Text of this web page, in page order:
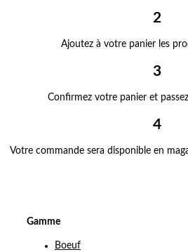
2
Ajoutez à votre panier les
3
Confirmez votre panier et
4
Votre commande sera disponible en
Gamme
Boeuf